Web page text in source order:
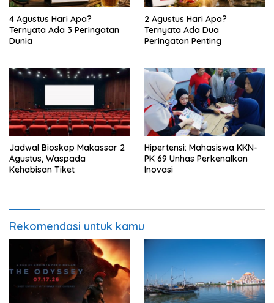
4 Agustus Hari Apa?
Ternyata Ada 3 Peringatan
Dunia
2 Agustus Hari Apa?
Ternyata Ada Dua
Peringatan Penting
Jadwal Bioskop Makassar 2
Agustus, Waspada
Kehabisan Tiket
Hipertensi: Mahasiswa KKN-
PK 69 Unhas Perkenalkan
Inovasi
Rekomendasi untuk kamu